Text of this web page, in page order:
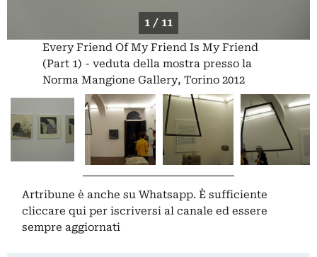
1 / 11
Every Friend Of My Friend Is My Friend
(Part 1) - veduta della mostra presso la
Norma Mangione Gallery, Torino 2012
Artribune è anche su Whatsapp. È sufficiente
cliccare qui per iscriversi al canale ed essere
sempre aggiornati